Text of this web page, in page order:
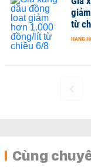
từ
HÀNG
Cùng